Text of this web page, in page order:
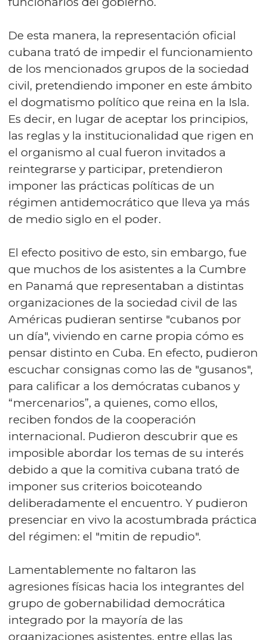
De esta manera, la representación oficial
cubana trató de impedir el funcionamiento
de los mencionados grupos de la sociedad
civil, pretendiendo imponer en este ámbito
el dogmatismo político que reina en la Isla.
Es decir, en lugar de aceptar los principios,
las reglas y la institucionalidad que rigen en
el organismo al cual fueron invitados a
reintegrarse y participar, pretendieron
imponer las prácticas políticas de un
régimen antidemocrático que lleva ya más
de medio siglo en el poder.
El efecto positivo de esto, sin embargo, fue
que muchos de los asistentes a la Cumbre
en Panamá que representaban a distintas
organizaciones de la sociedad civil de las
Américas pudieran sentirse "cubanos por
un día", viviendo en carne propia cómo es
pensar distinto en Cuba. En efecto, pudieron
escuchar consignas como las de "gusanos",
para calificar a los demócratas cubanos y
“mercenarios”, a quienes, como ellos,
reciben fondos de la cooperación
internacional. Pudieron descubrir que es
imposible abordar los temas de su interés
debido a que la comitiva cubana trató de
imponer sus criterios boicoteando
deliberadamente el encuentro. Y pudieron
presenciar en vivo la acostumbrada práctica
del régimen: el "mitin de repudio".
Lamentablemente no faltaron las
agresiones físicas hacia los integrantes del
grupo de gobernabilidad democrática
integrado por la mayoría de las
organizaciones asistentes, entre ellas las